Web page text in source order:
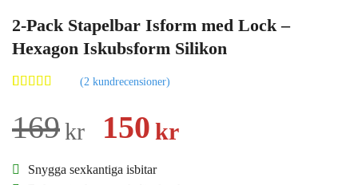
2-Pack Stapelbar Isform med Lock –
Hexagon Iskubsform Silikon
baserat på
kundrecensioner
(2 kundrecensioner)
169kr
Det
ursprungliga
150 krDet
Snygga sexkantiga isbitar